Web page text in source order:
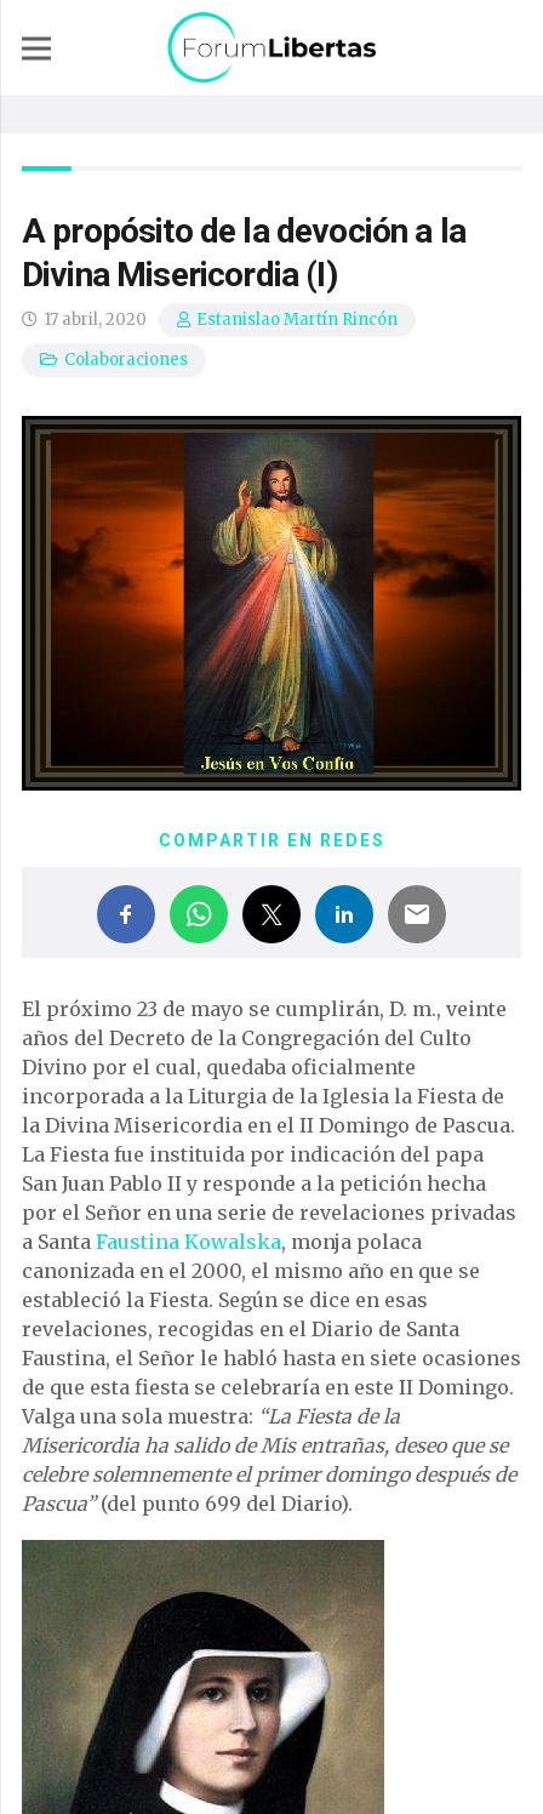
A propósito de la devoción a la
Divina Misericordia (I)
17 abril, 2020
Estanislao Martín Rincón
Colaboraciones
COMPARTIR EN REDES
El próximo 23 de mayo se cumplirán, D. m., veinte
años del Decreto de la Congregación del Culto
Divino por el cual, quedaba oficialmente
incorporada a la Liturgia de la Iglesia la Fiesta de
la Divina Misericordia en el II Domingo de Pascua.
La Fiesta fue instituida por indicación del papa
San Juan Pablo II y responde a la petición hecha
por el Señor en una serie de revelaciones privadas
a Santa Faustina Kowalska, monja polaca
canonizada en el 2000, el mismo año en que se
estableció la Fiesta. Según se dice en esas
revelaciones, recogidas en el Diario de Santa
Faustina, el Señor le habló hasta en siete ocasiones
de que esta fiesta se celebraría en este II Domingo.
Valga una sola muestra: “La Fiesta de la
Misericordia ha salido de Mis entrañas, deseo que se
celebre solemnemente el primer domingo después de
Pascua”(del punto 699 del Diario).